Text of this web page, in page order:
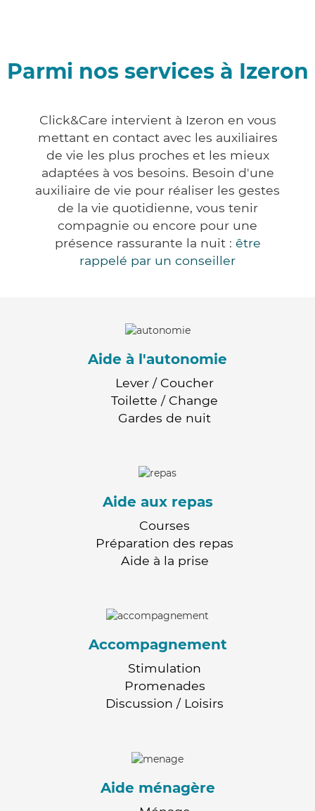
Parmi nos services à Izeron
Click&Care intervient à Izeron en vous
mettant en contact avec les auxiliaires
de vie les plus proches et les mieux
adaptées à vos besoins. Besoin d'une
auxiliaire de vie pour réaliser les gestes
de la vie quotidienne, vous tenir
compagnie ou encore pour une
présence rassurante la nuit : être
rappelé par un conseiller
Aide à l'autonomie
Lever / Coucher
Toilette / Change
Gardes de nuit
Aide aux repas
Courses
Préparation des repas
Aide à la prise
Accompagnement
Stimulation
Promenades
Discussion / Loisirs
Aide ménagère